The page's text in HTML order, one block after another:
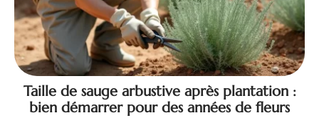
Taille de sauge arbustive après plantation :
bien démarrer pour des années de fleurs